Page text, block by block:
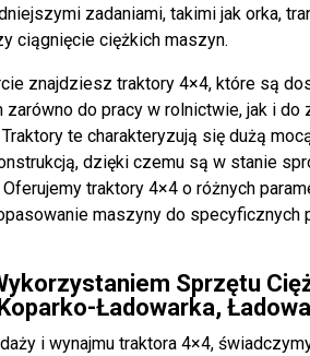
zadaniami, takimi jak orka,
ciągnięcie ciężkich maszyn.
znajdziesz traktory 4×4, które są
do pracy w rolnictwie, jak i do
te charakteryzują się dużą
dzięki czemu są w stanie
traktory 4×4 o różnych
maszyny do specyficznych
Sprzętu
Ładowarka,
i wynajmu traktora 4×4,